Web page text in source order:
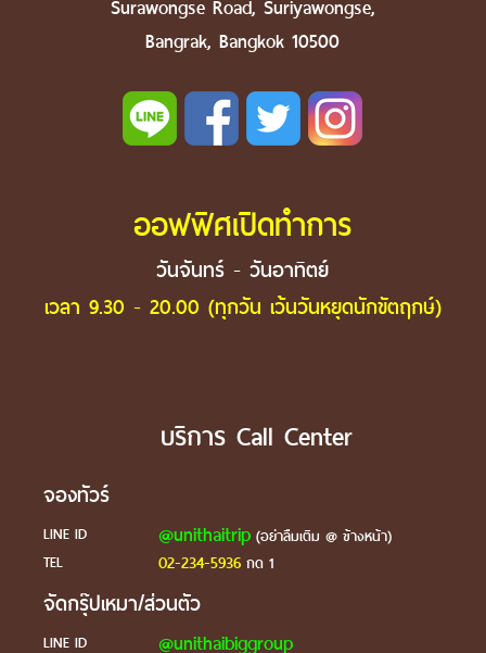
Surawongse Road, Suriyawongse,
Bangrak, Bangkok 10500
ออฟฟิศเปิดทำการ
วันจันทร์ - วันอาทิตย์
เวลา 9.30 - 20.00 (ทุกวัน เว้นวันหยุดนักขัตฤกษ์)
บริการ Call Center
จองทัวร์
LINE ID @unithaitrip(อย่าลืมเติม @ ข้างหน้า)
TEL
02-234-5936กด 1
จัดกรุ๊ปเหมา/ส่วนตัว
LINE ID @unithaibiggroup